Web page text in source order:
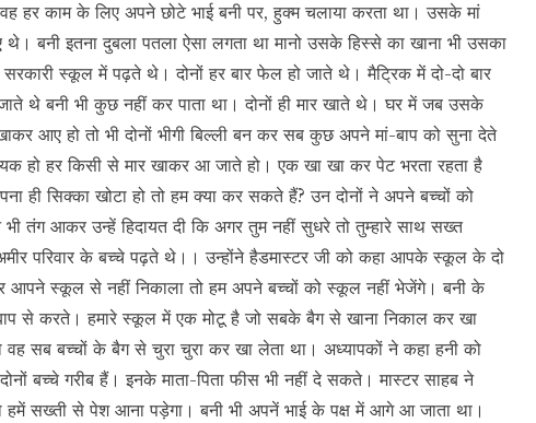
हर काम के लिए अपने छोटे भाई बनी पर, हुक्म चलाया करता था। उसके मां
बनी इतना दुबला पतला ऐसा लगता था मानो उसके हिस्से का खाना भी उसका
स्कूल में पढ़ते थे। दोनों हर बार फेल हो जाते थे। मैट्रिक में दो-दो बार
बनी भी कुछ नहीं कर पाता था। दोनों ही मार खाते थे। घर में जब उसके
आए हो तो भी दोनों भीगी बिल्ली बन कर सब कुछ अपने मां-बाप को सुना देते
हो हर किसी से मार खाकर आ जाते हो। एक खा खा कर पेट भरता रहता है
ही सिक्का खोटा हो तो हम क्या कर सकते हैं? उन दोनों ने अपने बच्चों को
तंग आकर उन्हें हिदायत दी कि अगर तुम नहीं सुधरे तो तुम्हारे साथ सख्त
अमीर परिवार के बच्चे पढ़ते थे।। उन्होंने हैडमास्टर जी को कहा आपके स्कूल के दो
आपने स्कूल से नहीं निकाला तो हम अपने बच्चों को स्कूल नहीं भेजेंगे। बनी के
से करते। हमारे स्कूल में एक मोटू है जो सबके बैग से खाना निकाल कर खा
सब बच्चों के बैग से चुरा चुरा कर खा लेता था। अध्यापकों ने कहा हनी को
बच्चे गरीब हैं। इनके माता-पिता फीस भी नहीं दे सकते। मास्टर साहब ने
हमें सख्ती से पेश आना पड़ेगा। बनी भी अपनें भाई के पक्ष में आगे आ जाता था।